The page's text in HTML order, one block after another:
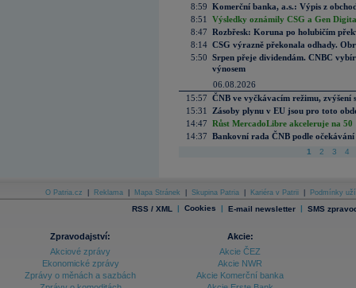
8:59 Komerční banka, a.s.: Výpis z
8:51
Výsledky oznámily CSG a Gen
8:47 Rozbřesk: Koruna po holubičím
8:14 CSG výrazně překonala odhady.
5:50 Srpen přeje dividendám. CNBC
výnosem
06.08.2026
15:57 ČNB ve vyčkávacím režimu, zvýšení
15:31
Zásoby plynu v EU jsou pro toto
14:47 Růst MercadoLibre akceleruje na
14:37 Bankovní rada ČNB podle
1 2 3 4
O Patria.cz Reklama Mapa Stránek Skupina Patria Kariéra v Patrii Podmínky
RSS / XML | Cookies | E-mail newsletter | SMS
Zpravodajství:
Akciové zprávy
Ekonomické zprávy
Zprávy o měnách a sazbách
Akcie:
Akcie ČEZ
Akcie NWR
Akcie Komerční banka